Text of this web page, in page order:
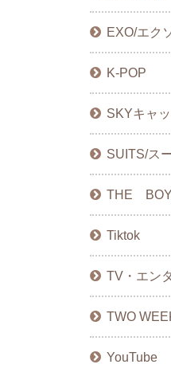
EXO/エク
K-POP
SKYキャ
SUITS/ス
THE
Tiktok
TV・エン
TWO
YouTube